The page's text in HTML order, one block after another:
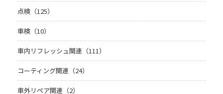
点検（125）
車検（10）
車内リフレッシュ関連（111）
コーティング関連（24）
車外リペア関連（2）